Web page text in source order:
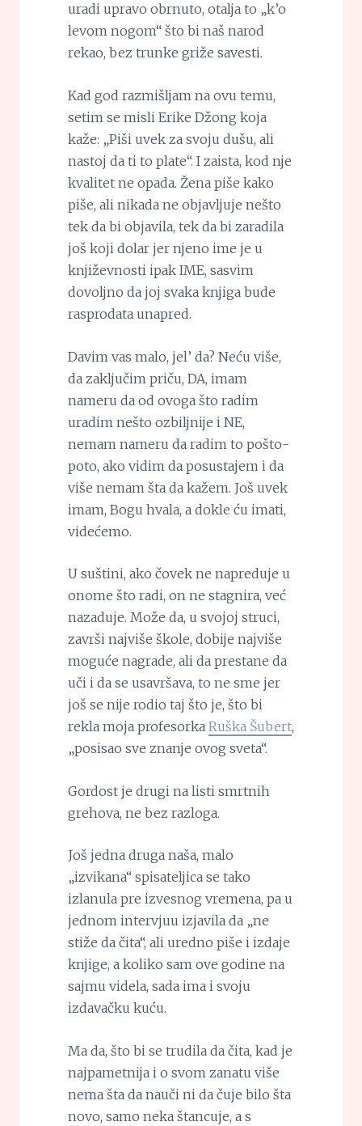
uradi upravo obrnuto, otalja to „k’o
levom nogom“ što bi naš narod
rekao, bez trunke griže savesti.
Kad god razmišljam na ovu temu,
setim se misli Erike Džong koja
kaže: „Piši uvek za svoju dušu, ali
nastoj da ti to plate“. I zaista, kod nje
kvalitet ne opada. Žena piše kako
piše, ali nikada ne objavljuje nešto
tek da bi objavila, tek da bi zaradila
još koji dolar jer njeno ime je u
književnosti ipak IME, sasvim
dovoljno da joj svaka knjiga bude
rasprodata unapred.
Davim vas malo, jel’ da? Neću više,
da zaključim priču, DA, imam
nameru da od ovoga što radim
uradim nešto ozbiljnije i NE,
nemam nameru da radim to pošto-
poto, ako vidim da posustajem i da
više nemam šta da kažem. Još uvek
imam, Bogu hvala, a dokle ću imati,
videćemo.
U suštini, ako čovek ne napreduje u
onome što radi, on ne stagnira, već
nazaduje. Može da, u svojoj struci,
završi najviše škole, dobije najviše
moguće nagrade, ali da prestane da
uči i da se usavršava, to ne sme jer
još se nije rodio taj što je, što bi
rekla moja profesorka Ruška Šubert,
„posisao sve znanje ovog sveta“.
Gordost je drugi na listi smrtnih
grehova, ne bez razloga.
Još jedna druga naša, malo
„izvikana“ spisateljica se tako
izlanula pre izvesnog vremena, pa u
jednom intervjuu izjavila da „ne
stiže da čita“, ali uredno piše i izdaje
knjige, a koliko sam ove godine na
sajmu videla, sada ima i svoju
izdavačku kuću.
Ma da, što bi se trudila da čita, kad je
najpametnija i o svom zanatu više
nema šta da nauči ni da čuje bilo šta
novo, samo neka štancuje, a s